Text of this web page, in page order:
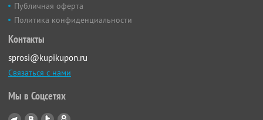
Публичная оферта
Политика конфиденциальности
Контакты
sprosi@kupikupon.ru
Связаться с нами
Мы в Соцсетях